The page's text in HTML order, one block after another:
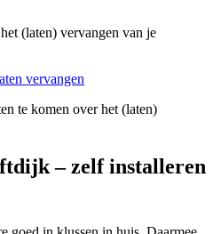
(laten) vervangen van je
vervangen
te komen over het (laten)
– zelf installeren